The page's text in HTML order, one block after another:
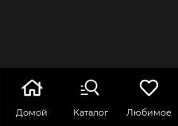
Домой Каталог Любимое
Отзывов